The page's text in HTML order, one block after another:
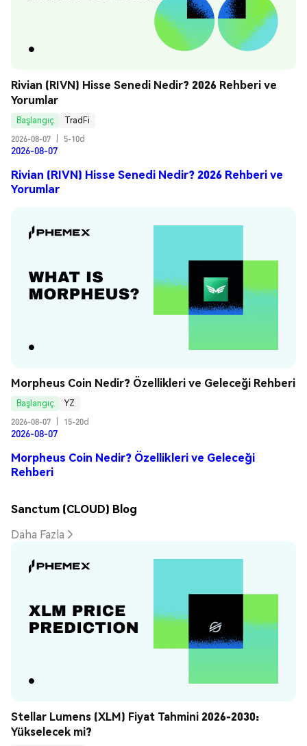
Rivian (RIVN) Hisse Senedi Nedir? 2026 Rehberi ve
Yorumlar
Başlangıç
TradFi
2026-08-07
5-10d
2026-08-07
Rivian (RIVN) Hisse Senedi Nedir? 2026 Rehberi ve
Yorumlar
Morpheus Coin Nedir? Özellikleri ve Geleceği Rehberi
Başlangıç
YZ
2026-08-07
15-20d
2026-08-07
Morpheus Coin Nedir? Özellikleri ve Geleceği
Rehberi
Sanctum (CLOUD) Blog
Daha Fazla
Stellar Lumens (XLM) Fiyat Tahmini 2026-2030:
Yükselecek mi?